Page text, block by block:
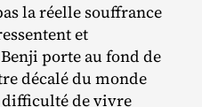
la réelle souffrance
et
porte au fond de
décalé du monde
difficulté de vivre